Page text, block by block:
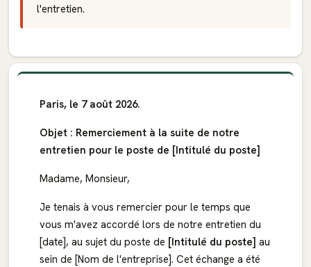
l'entretien.
Paris, le 7 août 2026.
Objet : Remerciement à la suite de notre
entretien pour le poste de [Intitulé du poste]
Madame, Monsieur,
Je tenais à vous remercier pour le temps que
vous m'avez accordé lors de notre entretien du
[date], au sujet du poste de [Intitulé du poste] au
sein de [Nom de l'entreprise]. Cet échange a été